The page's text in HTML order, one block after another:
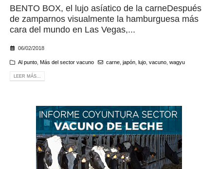
BENTO BOX, el lujo asíatico de la carneDespués
de zamparnos visualmente la hamburguesa más
cara del mundo en Las Vegas,...
06/02/2018
Al punto, Más del sector vacuno carne, japón, lujo, vacuno, wagyu
LEER MÁS...